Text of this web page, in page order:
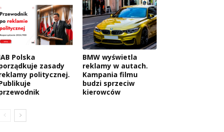
Polska
zasady
politycznej.
BMW wyświetla
reklamy w autach.
Kampania filmu
budzi sprzeciw
kierowców